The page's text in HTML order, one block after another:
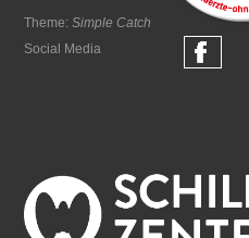
Theme:Simple Catch
Social Media